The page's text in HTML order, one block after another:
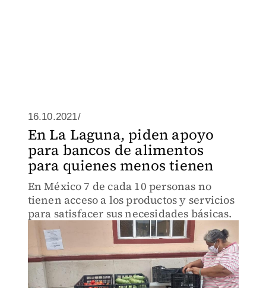
16.10.2021/
En La Laguna, piden apoyo
para bancos de alimentos
para quienes menos tienen
En México 7 de cada 10 personas no
tienen acceso a los productos y servicios
para satisfacer sus necesidades básicas.